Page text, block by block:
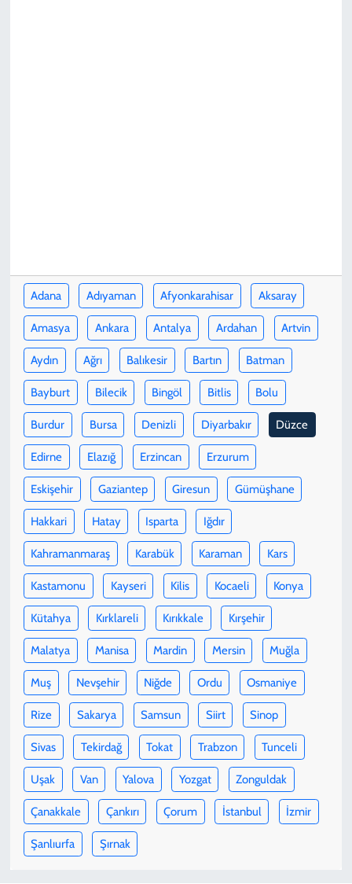
Adana Adıyaman Afyonkarahisar Aksaray
Amasya Ankara Antalya Ardahan Artvin
Aydın Ağrı Balıkesir Bartın Batman
Bayburt Bilecik Bingöl Bitlis Bolu
Burdur Bursa Denizli Diyarbakır Düzce
Edirne Elazığ Erzincan Erzurum
Eskişehir Gaziantep Giresun Gümüşhane
Hakkari Hatay Isparta Iğdır
Kahramanmaraş Karabük Karaman Kars
Kastamonu Kayseri Kilis Kocaeli Konya
Kütahya Kırklareli Kırıkkale Kırşehir
Malatya Manisa Mardin Mersin Muğla
Muş Nevşehir Niğde Ordu Osmaniye
Rize Sakarya Samsun Siirt Sinop
Sivas Tekirdağ Tokat Trabzon Tunceli
Uşak Van Yalova Yozgat Zonguldak
Çanakkale Çankırı Çorum İstanbul İzmir
Şanlıurfa Şırnak